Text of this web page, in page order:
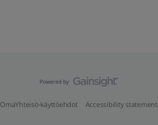
OmaYhteisö-käyttöehdot Accessibility statement